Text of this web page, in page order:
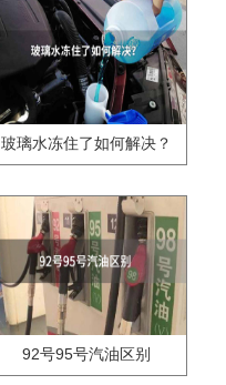
玻璃水冻住了如何解决？
92号95号汽油区别